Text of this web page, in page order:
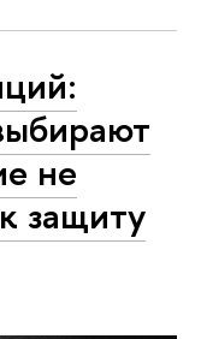
не
защиту